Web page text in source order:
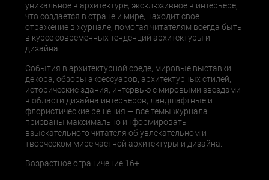
уникальное в архитектуре, эксклюзивное в интерьере,
что создается в стране и мире, находит свое
отражение в журнале, помогая читателям всегда быть
в курсе современных тенденций архитектуры и
дизайна.
События в архитектурной среде, мировые выставки
декора, обзоры аксессуаров, архитектурных стилей,
исторические здания, интервью с мировыми звездами
в области дизайна интерьеров, ландшафтные и
флористические решения — все темы журнала
призваны максимально информировать
взыскательного читателя об увлекательном и
творческом мире частной архитектуры и дизайна.
Возрастное ограничение 16+